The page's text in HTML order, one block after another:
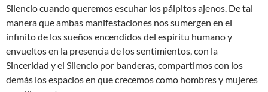
Silencio cuando queremos escuhar los pálpitos ajenos. De tal
manera que ambas manifestaciones nos sumergen en el
infinito de los sueños encendidos del espíritu humano y
envueltos en la presencia de los sentimientos, con la
Sinceridad y el Silencio por banderas, compartimos con los
demás los espacios en que crecemos como hombres y mujeres